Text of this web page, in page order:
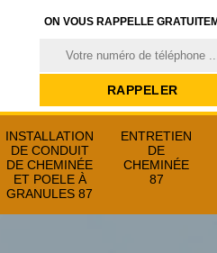
ON VOUS RAPPELLE
INSTALLATION
DE CONDUIT
DE CHEMINÉE
ET POELE À
GRANULES 87
ENTRETIEN
DE
CHEMINÉE
87